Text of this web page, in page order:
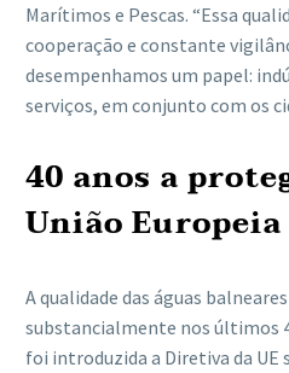
Marítimos e Pescas. “Essa
cooperação e constante
desempenhamos um papel:
serviços, em conjunto com os
40 anos a
União Europeia
A qualidade das águas
substancialmente nos últimos
foi introduzida a Diretiva da UE